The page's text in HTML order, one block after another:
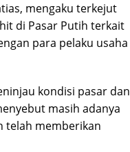
mengaku terkejut
di Pasar Putih terkait
para pelaku usaha
kondisi pasar dan
masih adanya
telah memberikan